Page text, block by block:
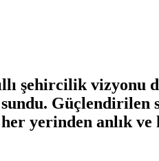
şehircilik vizyonu
Güçlendirilen
yerinden anlık